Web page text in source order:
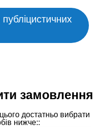
замовлення
достатньо вибрати
нижче::